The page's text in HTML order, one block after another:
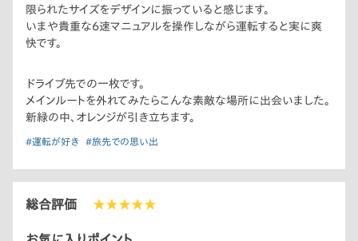
限られたサイズをデザインに振っていると感じます。
いまや貴重な6速マニュアルを操作しながら運転すると実に爽
快です。
ドライブ先での一枚です。
メインルートを外れてみたらこんな素敵な場所に出会いました。
新緑の中、オレンジが引き立ちます。
#運転が好き #旅先での思い出
総合評価 ★★★★★